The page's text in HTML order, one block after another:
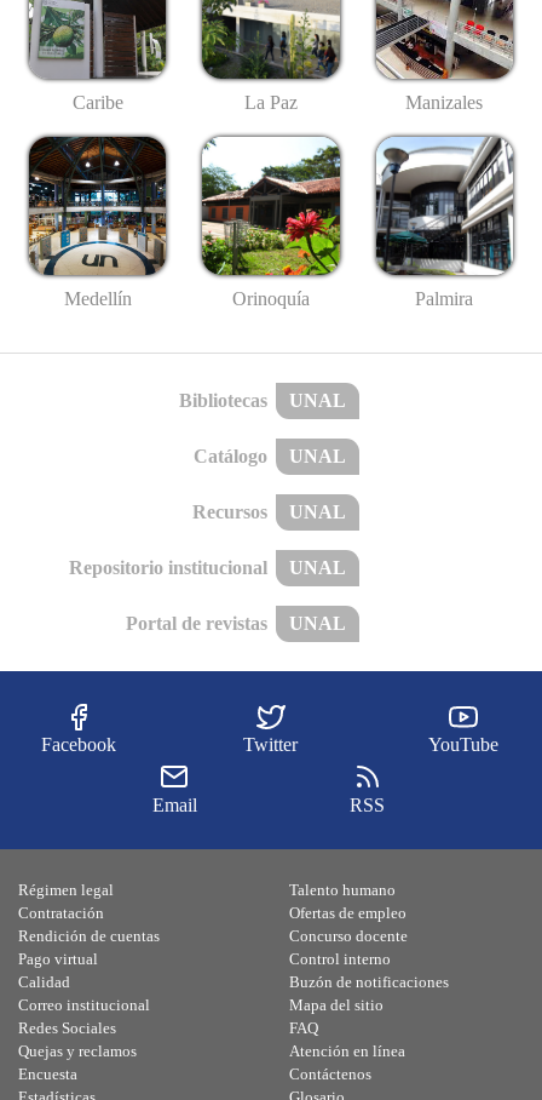
Caribe La Paz Manizales
Medellín Orinoquía Palmira
Bibliotecas UNAL
Catálogo UNAL
Recursos UNAL
Repositorio institucional UNAL
Portal de revistas UNAL
Facebook Twitter YouTube
Email RSS
Régimen legal
Contratación
Rendición de cuentas
Pago virtual
Calidad
Talento humano
Ofertas de empleo
Concurso docente
Control interno
Buzón de notificaciones
Correo institucional
Redes Sociales
Quejas y reclamos
Encuesta
Mapa del sitio
FAQ
Atención en línea
Contáctenos